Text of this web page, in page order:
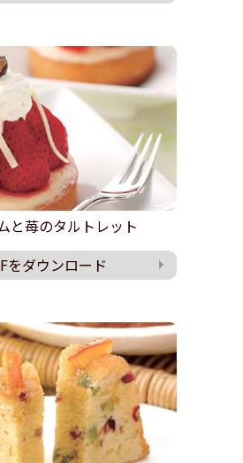
と苺のタルトレット
をダウンロード